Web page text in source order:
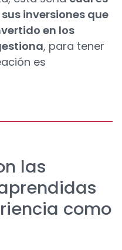
inversiones que
en los
, para tener
es
las
como